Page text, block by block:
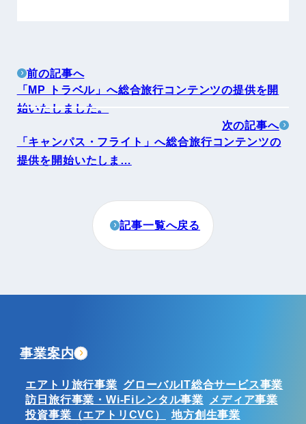
前の記事へ
「MP トラベル」へ総合旅行コンテンツの提供を開
始いたしました。
次の記事へ
「キャンパス・フライト」へ総合旅行コンテンツの
提供を開始いたしま…
記事一覧へ戻る
事業案内
エアトリ旅行事業 グローバルIT総合サービス事業
訪日旅行事業・Wi-Fiレンタル事業
メディア事業
投資事業（エアトリCVC）
地方創生事業